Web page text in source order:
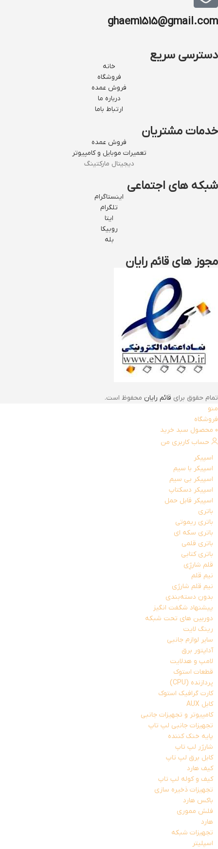
ghaem1515@gmail.com
دسترسی سریع
خانه
فروشگاه
فروش عمده
درباره ما
ارتباط باما
خدمات مشتریان
فروش عمده
تعمیرات موبایل و کامپیوتر
دیجیتال مارکتینگ
شبکه های اجتماعی
اینستاگرام
تلگرام
ایتا
روبیکا
بله
مجوز های قائم رایان
تمام حقوق برای قائم رایان محفوظ است.
منو
فروشگاه
0 محصول سبد خرید
حساب کاربری من
اسپیکر
اسپیکر با سیم
اسپیکر بی سیم
اسپیکر دسکتاپ
اسپیکر قابل حمل
باتری
باتری ریموتی
باتری سکه ای
باتری قلمی
باتری کتابی
قلم شارژِی
نیم قلم
نیم قلم شارژی
بدون دسته‌بندی
پیشنهاد شگفت انگیز
دوربین های تحت شبکه
رینگ لایت
سایر لوازم جانبی
آداپتور برق
لامپ و هدلایت
قطعات استوک
پردازنده (CPU)
کارت گرافیک استوک
کابل AUX
کامپیوتر و تجهیزات جانبی
تجهیزات جانبی لپ تاپ
پایه خنک کننده
شارژر لپ تاپ
کابل برق لپ تاپ
کیف هارد
کیف و کوله لپ تاپ
تجهیزات ذخیره سازی
باکس هارد
فلش مموری
هارد
تجهیزات شبکه
اسپلیتر